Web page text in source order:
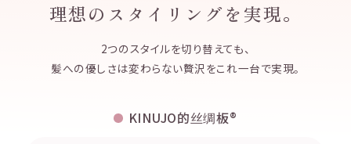
理想のスタイリングを実現。
2つのスタイルを切り替えても、
髪への優しさは変わらない贅沢をこれ一台で実現。
KINUJO的丝绸板®